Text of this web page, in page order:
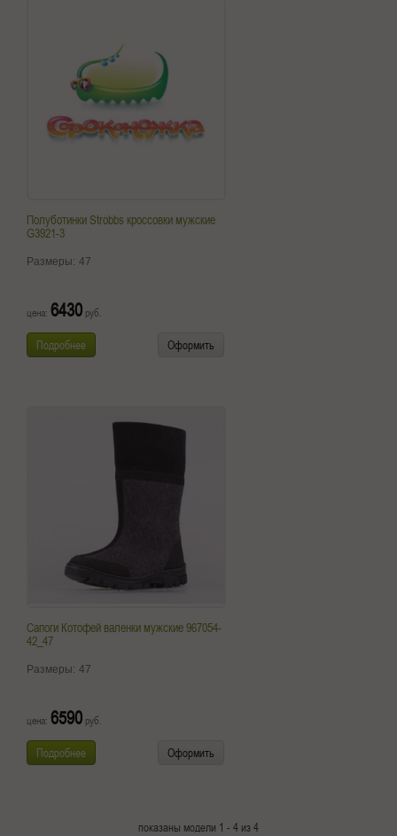
Полуботинки Strobbs кроссовки мужские
G3921-3
Размеры: 47
цена: 6430 руб.
Подробнее Оформить
Сапоги Котофей валенки мужские 967054-
42_47
Размеры: 47
цена: 6590 руб.
Подробнее Оформить
показаны модели 1 - 4 из 4